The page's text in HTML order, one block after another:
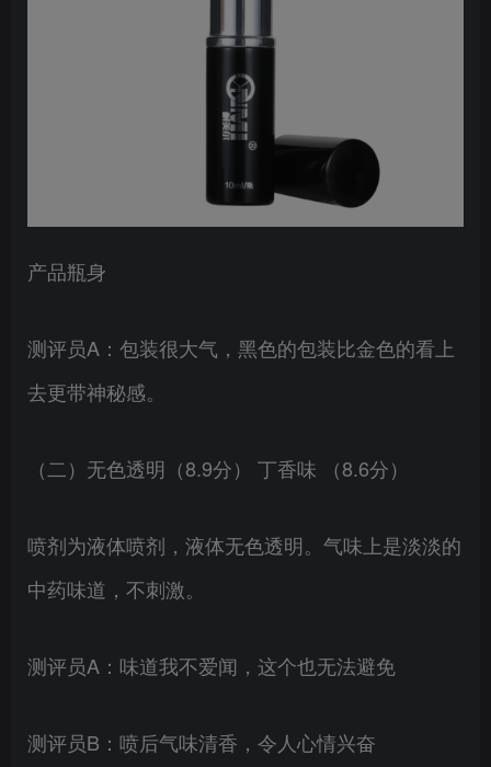
产品瓶身
测评员A：包装很大气，黑色的包装比金色的看上
去更带神秘感。
（二）无色透明（8.9分） 丁香味 （8.6分）
喷剂为液体喷剂，液体无色透明。气味上是淡淡的
中药味道，不刺激。
测评员A：味道我不爱闻，这个也无法避免
测评员B：喷后气味清香，令人心情兴奋